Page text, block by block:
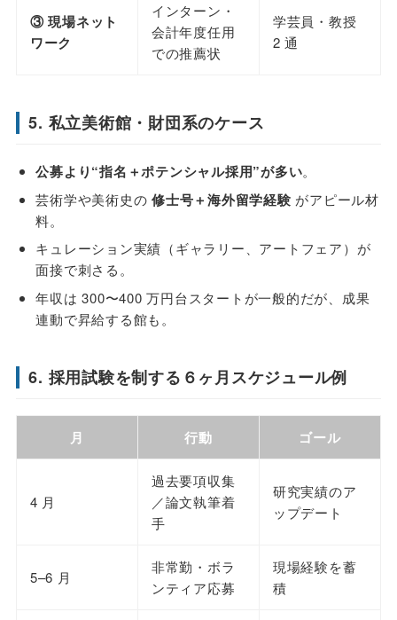
③ 現場ネット
ワーク
インターン・
会計年度任用
での推薦状
学芸員・教授
2 通
5. 私立美術館・財団系のケース
公募より“指名＋ポテンシャル採用”が多い。
芸術学や美術史の修士号＋海外留学経験 がアピール材
料。
キュレーション実績（ギャラリー、アートフェア）が
面接で刺さる。
年収は 300〜400 万円台スタートが一般的だが、成果
連動で昇給する館も。
6. 採用試験を制する６ヶ月スケジュール例
月 行動 ゴール
4 月
過去要項収集
／論文執筆着
手
研究実績のア
ップデート
5–6 月
非常勤・ボラ
ンティア応募
現場経験を蓄
積